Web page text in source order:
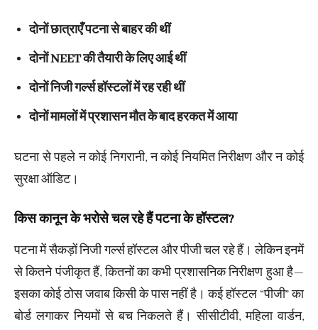
दोनों छात्राएँ पटना से बाहर की थीं
दोनों NEET की तैयारी के लिए आई थीं
दोनों निजी गर्ल्स हॉस्टलों में रह रही थीं
दोनों मामलों में प्रशासन मौत के बाद हरकत में आया
घटना से पहले न कोई निगरानी, न कोई नियमित निरीक्षण और न कोई
सुरक्षा ऑडिट।
किस कानून के भरोसे चल रहे हैं पटना के हॉस्टल?
पटना में सैकड़ों निजी गर्ल्स हॉस्टल और पीजी चल रहे हैं। लेकिन इनमें
से कितने पंजीकृत हैं, कितनों का कभी प्रशासनिक निरीक्षण हुआ है—
इसका कोई ठोस जवाब किसी के पास नहीं है। कई हॉस्टल “पीजी” का
बोर्ड लगाकर नियमों से बच निकलते हैं। सीसीटीवी, महिला वार्डन,